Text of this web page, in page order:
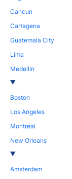
Cancun
Cartagena
Guatemala City
Lima
Medellin
Boston
Los Angeles
Montreal
New Orleans
Amsterdam